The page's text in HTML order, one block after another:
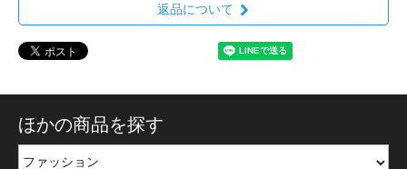
返品について
ほかの商品を探す